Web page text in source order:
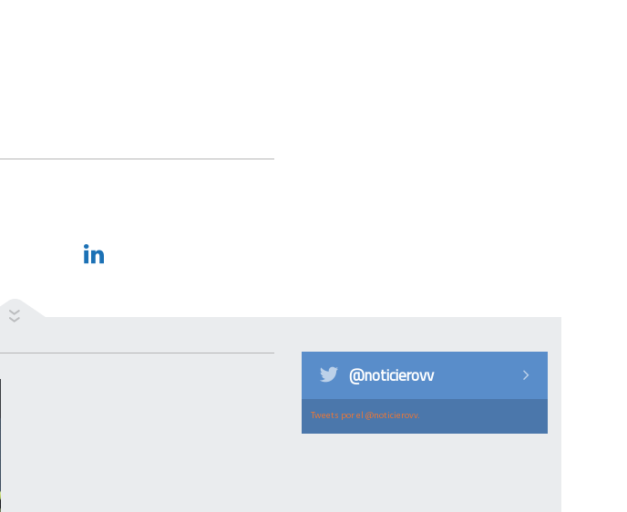
@noticierovv
Tweets por el @noticierovv.